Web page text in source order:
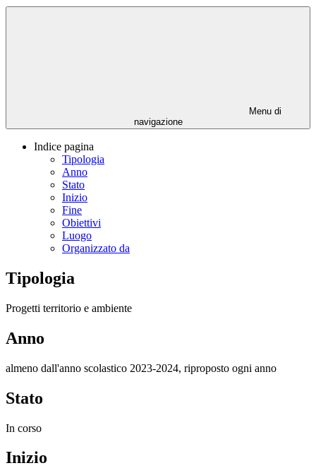
Menu di
navigazione
Indice pagina
Tipologia
Anno
Stato
Inizio
Fine
Obiettivi
Luogo
Organizzato da
Tipologia
Progetti territorio e ambiente
Anno
almeno dall'anno scolastico 2023-2024, riproposto ogni anno
Stato
In corso
Inizio